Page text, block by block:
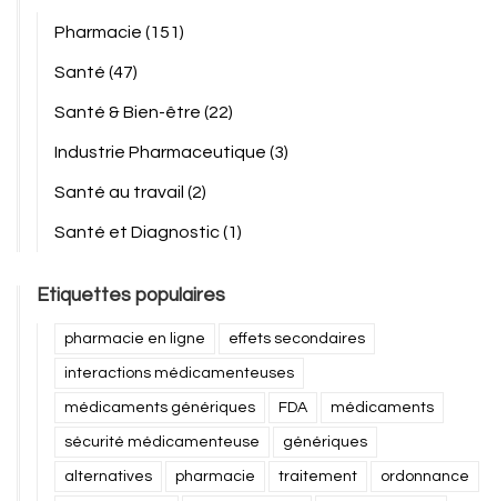
Pharmacie (151)
Santé (47)
Santé & Bien-être (22)
Industrie Pharmaceutique (3)
Santé au travail (2)
Santé et Diagnostic(1)
Etiquettes populaires
pharmacie en ligne effets secondaires
interactions médicamenteuses
médicaments génériques FDA médicaments
sécurité médicamenteuse génériques
alternatives pharmacie traitement ordonnance